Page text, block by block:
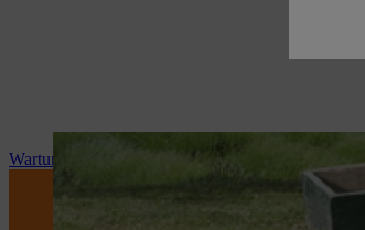
Wartung und Reparatur